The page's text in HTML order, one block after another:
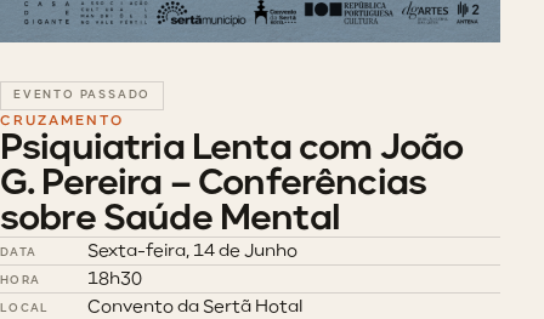
EVENTO PASSADO
CRUZAMENTO
Psiquiatria Lenta com João
G. Pereira – Conferências
sobre Saúde Mental
DATA Sexta-feira, 14 de Junho
HORA 18h30
LOCAL Convento da Sertã Hotal